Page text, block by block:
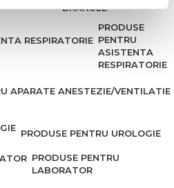
BRANULE
PRODUSE
PENTRU
ASISTENTA
RESPIRATORIE
PRODUSE PENTRU UROLOGIE
PRODUSE PENTRU
LABORATOR